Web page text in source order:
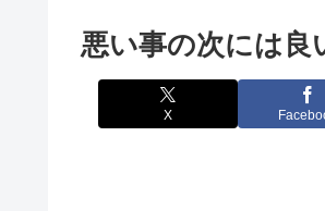
悪い事の次には良
X